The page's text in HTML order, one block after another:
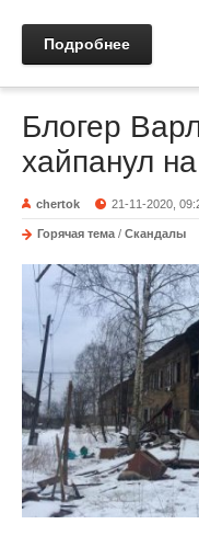
Подробнее
Блогер
хайпанул
chertok 21-11-2020,
Горячая тема / Скандалы